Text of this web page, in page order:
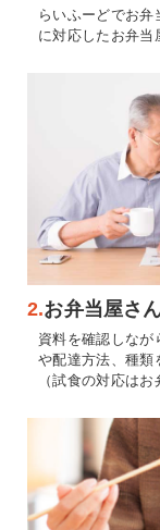
らいふーどでお
に対応したお弁当
2.お弁当屋さ
資料を確認しなが
や配達方法、種類
（試食の対応は